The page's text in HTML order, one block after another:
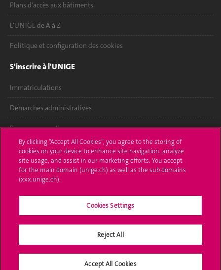
Plans d'accès aux bâtiments
L'UNIGE de A à Z
Politique et configuration des cookies
S'inscrire à l'UNIGE
Immatriculations
Démarches administratives
Poser une question
L'UNIGE vous informe
UNIGE Mobile
By clicking “Accept All Cookies”, you agree to the storing of
cookies on your device to enhance site navigation, analyze
site usage, and assist in our marketing efforts. You accept
for the main domain (unige.ch) as well as the sub domains
(xxx.unige.ch).
Cookies Settings
Reject All
Accept All Cookies